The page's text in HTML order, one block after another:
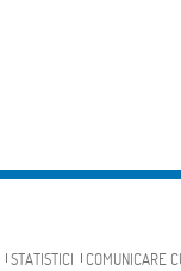
STATISTICI COMUNICARE